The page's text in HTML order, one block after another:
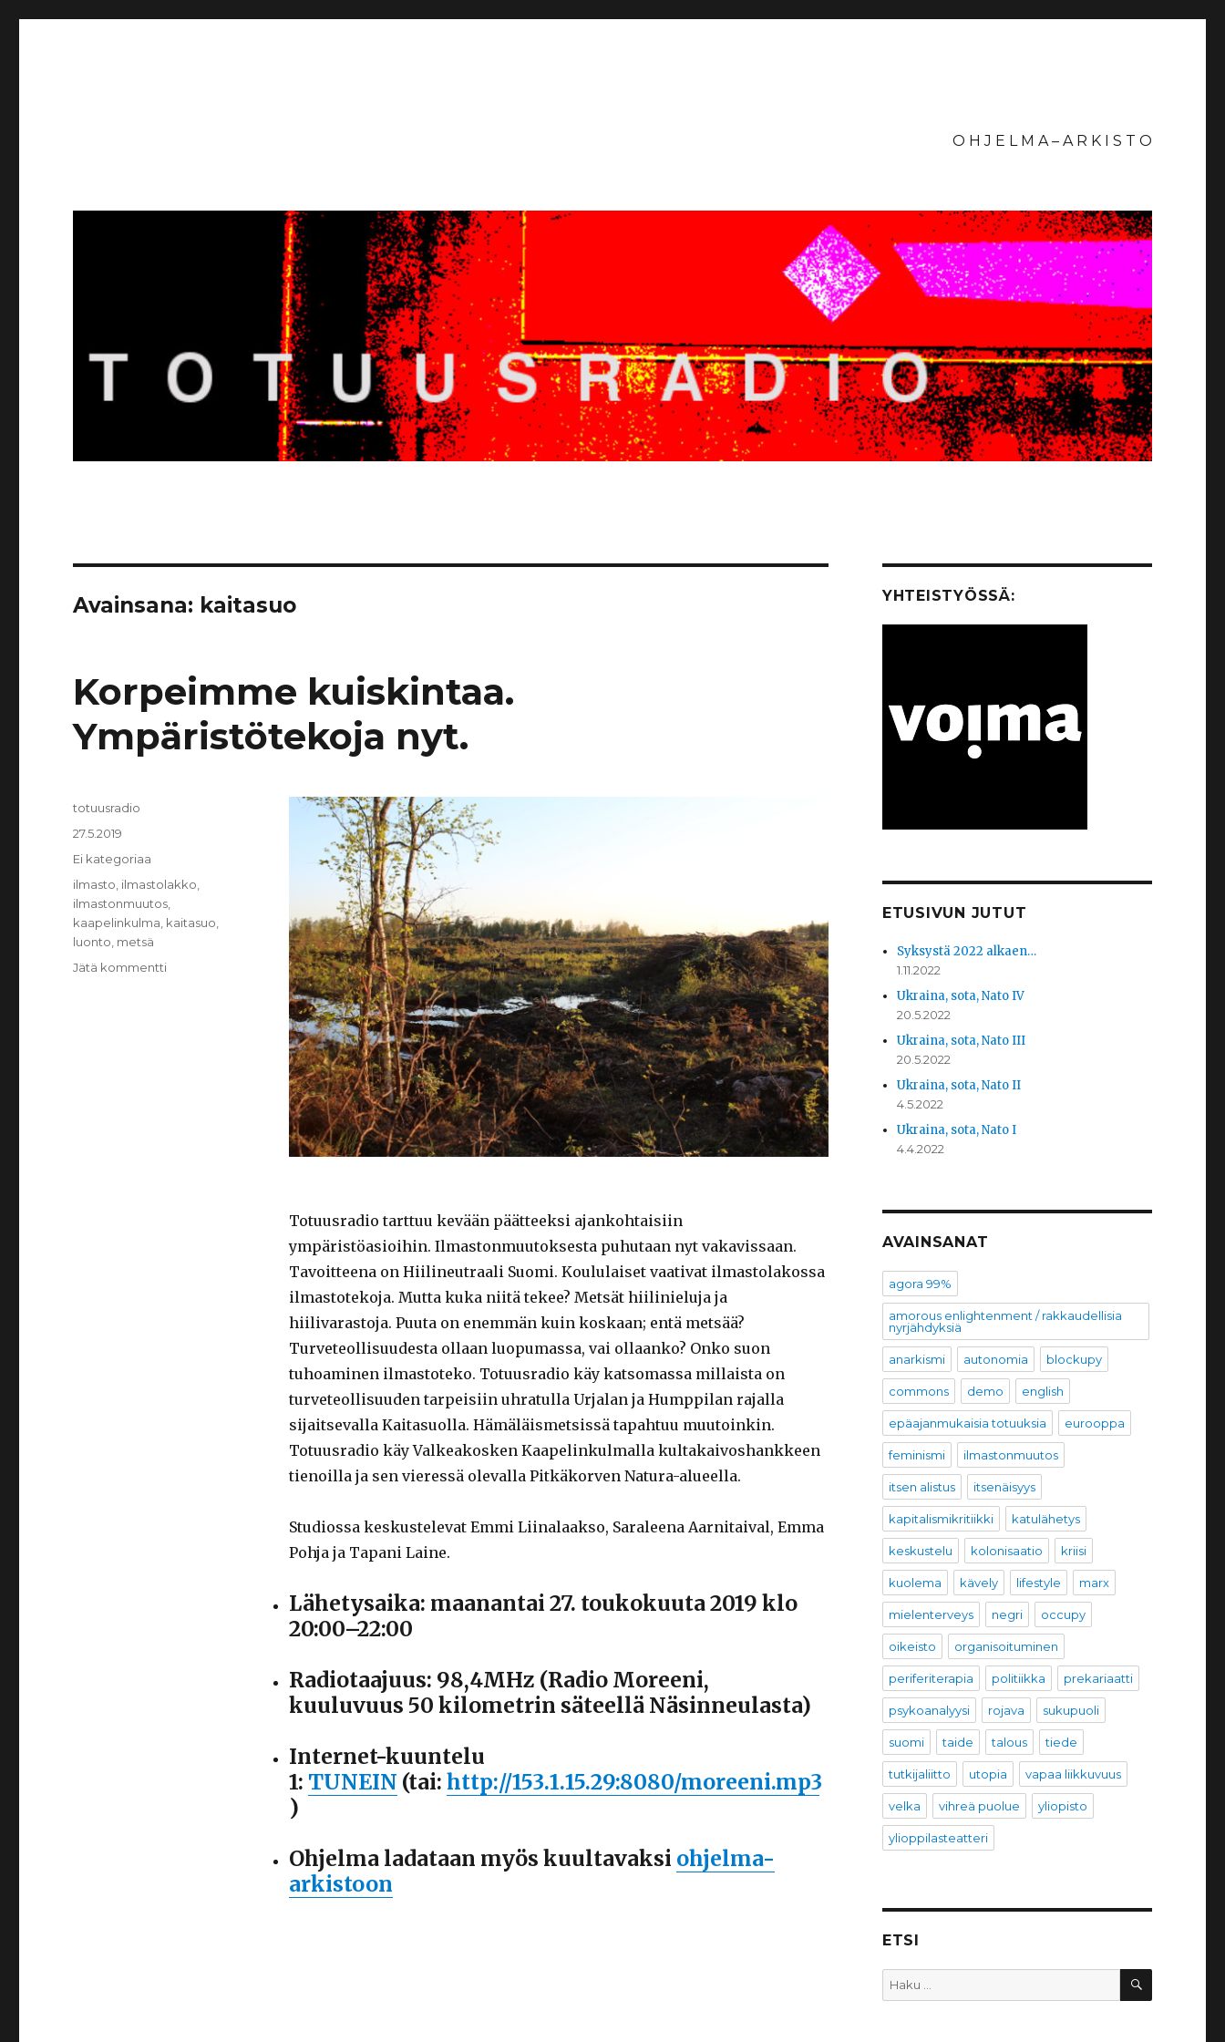
O H J E L M A – A R K I S T O
Avainsana: kaitasuo
Korpeimme kuiskintaa.
Ympäristötekoja nyt.
Totuusradio tarttuu kevään päätteeksi ajankohtaisiin
ympäristöasioihin. Ilmastonmuutoksesta puhutaan nyt vakavissaan.
Tavoitteena on Hiilineutraali Suomi. Koululaiset vaativat ilmastolakossa
ilmastotekoja. Mutta kuka niitä tekee? Metsät hiilinieluja ja
hiilivarastoja. Puuta on enemmän kuin koskaan; entä metsää?
Turveteollisuudesta ollaan luopumassa, vai ollaanko? Onko suon
tuhoaminen ilmastoteko. Totuusradio käy katsomassa millaista on
turveteollisuuden tarpeisiin uhratulla Urjalan ja Humppilan rajalla
sijaitsevalla Kaitasuolla. Hämäläismetsissä tapahtuu muutoinkin.
Totuusradio käy Valkeakosken Kaapelinkulmalla kultakaivoshankkeen
tienoilla ja sen vieressä olevalla Pitkäkorven Natura-alueella.
Studiossa keskustelevat Emmi Liinalaakso, Saraleena Aarnitaival, Emma
Pohja ja Tapani Laine.
Lähetysaika: maanantai 27. toukokuuta 2019 klo
20:00–22:00
Radiotaajuus: 98,4MHz (Radio Moreeni,
kuuluvuus 50 kilometrin säteellä Näsinneulasta)
Internet-kuuntelu
1: TUNEIN (tai: http://153.1.15.29:8080/moreeni.mp3
)
Ohjelma ladataan myös kuultavaksi ohjelma-
arkistoon
Kirjoittaja
totuusradio
Julkaistu
27.5.2019
Kategoriat
Ei kategoriaa
Avainsanat
ilmasto ilmastolakko
ilmastonmuutos
kaapelinkulma kaitasuo
luonto metsä
Jätä kommentti
YHTEISTYÖSSÄ:
ETUSIVUN JUTUT
Syksystä 2022 alkaen…
1.11.2022
Ukraina, sota, Nato IV
20.5.2022
Ukraina, sota, Nato III
20.5.2022
Ukraina, sota, Nato II
4.5.2022
Ukraina, sota, Nato I
4.4.2022
AVAINSANAT
agora 99%
amorous enlightenment / rakkaudellisia
nyrjähdyksiä
anarkismi autonomia blockupy
commons demo english
epäajanmukaisia totuuksia eurooppa
feminismi ilmastonmuutos
itsen alistus itsenäisyys
kapitalismikritiikki katulähetys
keskustelu kolonisaatio kriisi
kuolema kävely lifestyle marx
mielenterveys negri occupy
oikeisto organisoituminen
periferiterapia politiikka prekariaatti
psykoanalyysi rojava sukupuoli
suomi taide talous tiede
tutkijaliitto utopia vapaa liikkuvuus
velka vihreä puolue yliopisto
ylioppilasteatteri
ETSI
Etsi: HAKU